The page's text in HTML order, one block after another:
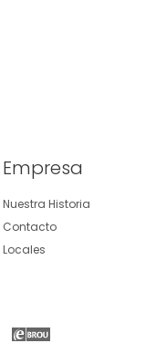
Empresa
Nuestra Historia
Contacto
Locales